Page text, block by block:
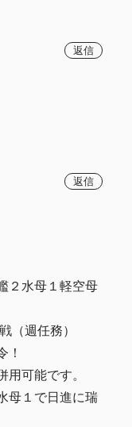
返信
返信
２水母１軽空母
（週任務）
！
用可能です。
母１で日進に瑞